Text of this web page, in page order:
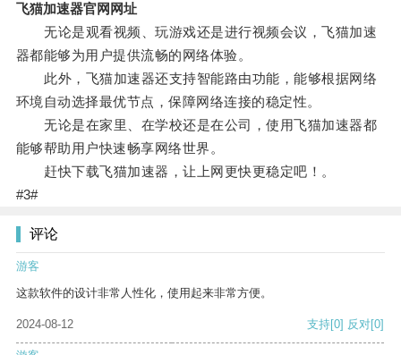
飞猫加速器官网网址
无论是观看视频、玩游戏还是进行视频会议，飞猫加速
器都能够为用户提供流畅的网络体验。
此外，飞猫加速器还支持智能路由功能，能够根据网络
环境自动选择最优节点，保障网络连接的稳定性。
无论是在家里、在学校还是在公司，使用飞猫加速器都
能够帮助用户快速畅享网络世界。
赶快下载飞猫加速器，让上网更快更稳定吧！。
#3#
评论
游客
这款软件的设计非常人性化，使用起来非常方便。
2024-08-12 支持[0] 反对[0]